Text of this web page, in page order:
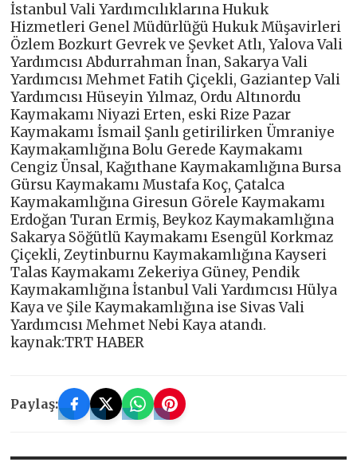
İstanbul Vali Yardımcılıklarına Hukuk
Hizmetleri Genel Müdürlüğü Hukuk Müşavirleri
Özlem Bozkurt Gevrek ve Şevket Atlı, Yalova Vali
Yardımcısı Abdurrahman İnan, Sakarya Vali
Yardımcısı Mehmet Fatih Çiçekli, Gaziantep Vali
Yardımcısı Hüseyin Yılmaz, Ordu Altınordu
Kaymakamı Niyazi Erten, eski Rize Pazar
Kaymakamı İsmail Şanlı getirilirken Ümraniye
Kaymakamlığına Bolu Gerede Kaymakamı
Cengiz Ünsal, Kağıthane Kaymakamlığına Bursa
Gürsu Kaymakamı Mustafa Koç, Çatalca
Kaymakamlığına Giresun Görele Kaymakamı
Erdoğan Turan Ermiş, Beykoz Kaymakamlığına
Sakarya Söğütlü Kaymakamı Esengül Korkmaz
Çiçekli, Zeytinburnu Kaymakamlığına Kayseri
Talas Kaymakamı Zekeriya Güney, Pendik
Kaymakamlığına İstanbul Vali Yardımcısı Hülya
Kaya ve Şile Kaymakamlığına ise Sivas Vali
Yardımcısı Mehmet Nebi Kaya atandı.
kaynak:TRT HABER
Paylaş: